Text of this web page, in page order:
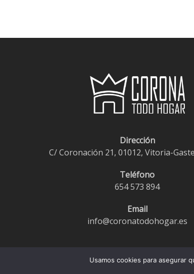
Dirección
C/ Coronación 21, 01012, Vitoria-
Teléfono
654 573 894
Email
info@coronatodohogar.es
Usamos cookies para asegurar